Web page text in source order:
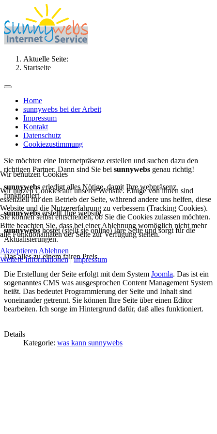
Aktuelle Seite:
Startseite
Home
sunnywebs bei der Arbeit
Impressum
Kontakt
Datenschutz
Cookiezustimmung
Sie möchten eine Internetpräsenz erstellen und suchen dazu den
richtigen Partner. Dann sind Sie bei sunnywebs genau richtig!
sunnywebs erledigt alles Nötige, damit Ihre webpräsenz
funktioniert.
sunnywebserstellt Ihre website.
sunnywebshostet (stellt sie online) Ihre Seite und sorgt für die
Aktualisierungen.
Das alles zu einem fairen Preis.
Die Erstellung der Seite erfolgt mit dem System Joomla. Das ist ein
sogenanntes CMS was ausgesprochen Content Management System
heißt. Das bedeutet Programmierung der Seite und Inhalt sind
voneinander getrennt. Sie können Ihre Seite über einen Editor
bearbeiten. Ich sorge im Hintergrund dafür, daß alles funktioniert.
Details
Kategorie: was kann sunnywebs
Wir benutzen Cookies
Wir nutzen Cookies auf unserer Website. Einige von ihnen sind
essenziell für den Betrieb der Seite, während andere uns helfen, diese
Website und die Nutzererfahrung zu verbessern (Tracking Cookies).
Sie können selbst entscheiden, ob Sie die Cookies zulassen möchten.
Bitte beachten Sie, dass bei einer Ablehnung womöglich nicht mehr
alle Funktionalitäten der Seite zur Verfügung stehen.
Akzeptieren Ablehnen
Weitere Informationen|Impressum